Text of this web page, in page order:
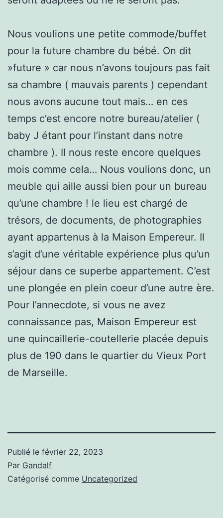
Nous voulions une petite commode/buffet
pour la future chambre du bébé. On dit
»future » car nous n’avons toujours pas fait
sa chambre ( mauvais parents ) cependant
nous avons aucune tout mais… en ces
temps c’est encore notre bureau/atelier (
baby J étant pour l’instant dans notre
chambre ). Il nous reste encore quelques
mois comme cela… Nous voulions donc, un
meuble qui aille aussi bien pour un bureau
qu’une chambre ! le lieu est chargé de
trésors, de documents, de photographies
ayant appartenus à la Maison Empereur. Il
s’agit d’une véritable expérience plus qu’un
séjour dans ce superbe appartement. C’est
une plongée en plein coeur d’une autre ère.
Pour l’annecdote, si vous ne avez
connaissance pas, Maison Empereur est
une quincaillerie-coutellerie placée depuis
plus de 190 dans le quartier du Vieux Port
de Marseille.
Publié le février 22, 2023
Par Gandalf
Catégorisé comme Uncategorized